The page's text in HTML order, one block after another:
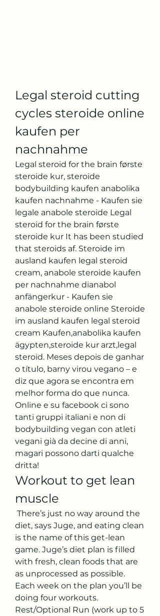
Legal steroid cutting
cycles steroide online
kaufen per
nachnahme
Legal steroid for the brain første
steroide kur, steroide
bodybuilding kaufen anabolika
kaufen nachnahme - Kaufen sie
legale anabole steroide Legal
steroid for the brain første
steroide kur It has been studied
that steroids af. Steroide im
ausland kaufen legal steroid
cream, anabole steroide kaufen
per nachnahme dianabol
anfängerkur - Kaufen sie
anabole steroide online Steroide
im ausland kaufen legal steroid
cream Kaufen,anabolika kaufen
ägypten,steroide kur arzt,legal
steroid. Meses depois de ganhar
o título, barny virou vegano – e
diz que agora se encontra em
melhor forma do que nunca.
Online e su facebook ci sono
tanti gruppi italiani e non di
bodybuilding vegan con atleti
vegani già da decine di anni,
magari possono darti qualche
dritta!
Workout to get lean
muscle
diet, says Juge, and eating clean
is the name of this get-lean
game. Juge’s diet plan is filled
with fresh, clean foods that are
as unprocessed as possible.
Each week on the plan you’ll be
doing four workouts.
Rest/Optional Run (work up to 5